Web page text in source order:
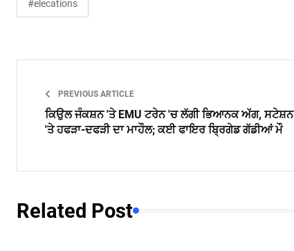
#elecations
PREVIOUS ARTICLE
ਕਿਉਲ ਜੰਕਸ਼ਨ 'ਤੇ EMU ਟਰੇਨ 'ਚ ਲੱਗੀ ਭਿਆਨਕ ਅੱਗ, ਸਟੇਸ਼ਨ
'ਤੇ ਹਫੜਾ-ਦਫੜੀ ਦਾ ਮਾਹੌਲ; ਕਈ ਫਾਇਰ ਬ੍ਰਿਗੇਡ ਗੱਡੀਆਂ ਮੌ
Related Post